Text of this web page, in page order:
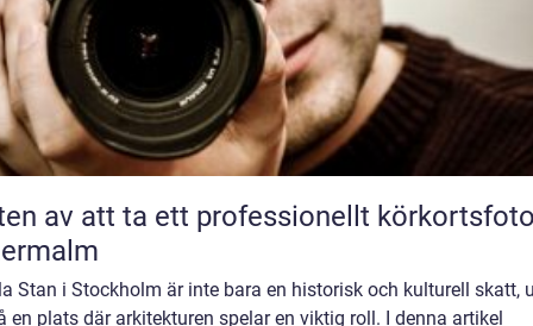
av att ta ett professionellt
Stan i Stockholm är inte bara en historisk och kulturell skatt,
en plats där arkitekturen spelar en viktig roll. I denna artikel